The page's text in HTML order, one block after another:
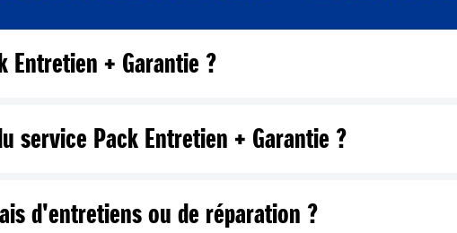
Entretien + Garantie ?
service Pack Entretien + Garantie ?
d'entretiens ou de réparation ?